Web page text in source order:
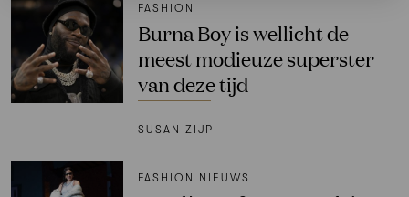
FASHION
Burna Boy is wellicht de
meest modieuze superster
van deze tijd
SUSAN ZIJP
FASHION NIEUWS